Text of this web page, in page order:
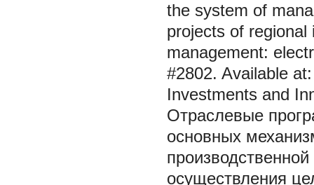
the system of
projects of regional
management:
#2802. Available
Investments and
Отраслевые
основных
осуществления